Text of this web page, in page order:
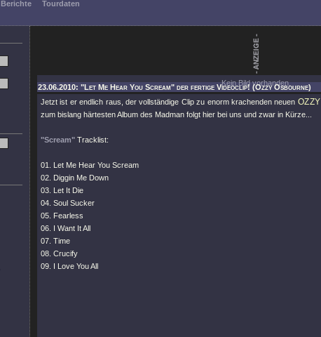
Berichte
Tourdaten
Kein Bild vorhanden.
23.06.2010: "Let Me Hear You Scream" der fertige Videoclip! (Ozzy Osbourne)
Jetzt ist er endlich raus, der vollständige Clip zu enorm krachenden neuen OZZY
zum bislang härtesten Album des Madman folgt hier bei uns und zwar in Kürze...
"Scream" Tracklist:
01. Let Me Hear You Scream
02. Diggin Me Down
03. Let It Die
04. Soul Sucker
05. Fearless
06. I Want It All
07. Time
08. Crucify
09. I Love You All